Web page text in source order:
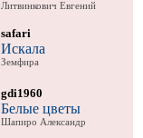
Литвинкович Евгений
safari
Искала
Земфира
gdi1960
Белые цветы
Шапиро Александр